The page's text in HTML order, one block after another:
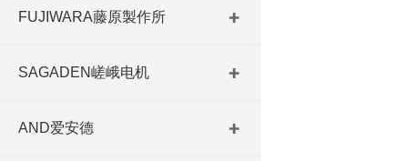
FUJIWARA藤原製作所
SAGADEN嵯峨电机
AND爱安德